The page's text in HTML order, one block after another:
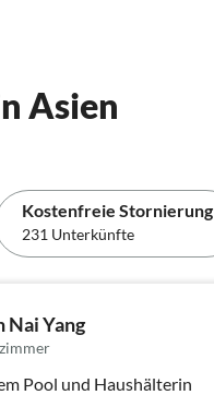
Asien
Kostenfreie Stornierung
231 Unterkünfte
Yang
Pool und Haushälterin